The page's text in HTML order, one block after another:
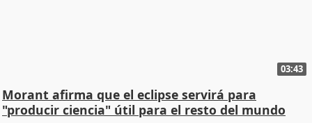
03:43
Morant afirma que el eclipse servirá para
"producir ciencia" útil para el resto del mundo